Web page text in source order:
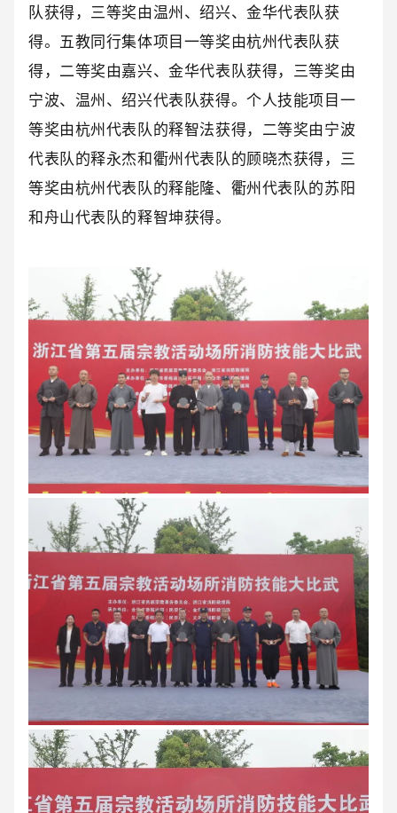
队获得，三等奖由温州、绍兴、金华代表队获
得。五教同行集体项目一等奖由杭州代表队获
得，二等奖由嘉兴、金华代表队获得，三等奖由
宁波、温州、绍兴代表队获得。个人技能项目一
等奖由杭州代表队的释智法获得，二等奖由宁波
代表队的释永杰和衢州代表队的顾晓杰获得，三
等奖由杭州代表队的释能隆、衢州代表队的苏阳
和舟山代表队的释智坤获得。